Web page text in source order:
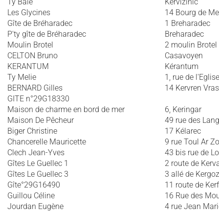
Les Glycines
14 Bourg de
Gîte de Bréharadec
1 Breharadec
P'ty gîte de Bréharadec
Breharadec
Moulin Brotel
2 moulin Brotel
CELTON Bruno
Casavoyen
KERANTUM
Kérantum
Ty Melie
1, rue de l'Eglise
BERNARD Gilles
14 Kervren Vras
GITE n°29G18330
Maison de charme en bord de mer
6, Keringar
Maison De Pêcheur
49 rue des
Biger Christine
17 Kélarec
Chancerelle Mauricette
9 rue Toul Ar
Clech Jean-Yves
43 bis rue de
Gîtes Le Guellec 1
2 route de
Gîtes Le Guellec 3
3 allé de Kergoz
Gîte°29G16490
11 route de
Guillou Céline
16 Rue des
Jourdan Eugène
4 rue Jean